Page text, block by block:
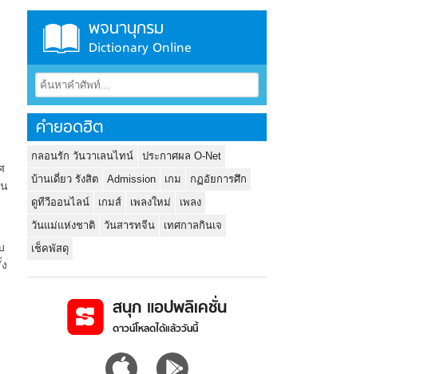
พจนานุกรม
Dictionary Online
คำยอดฮิต
กลอนรัก วันวาเลนไทน์
ประกาศผล O-Net
บ้านเดี่ยว รังสิต
Admission เกม
กฏอัยการศึก
ดูทีวีออนไลน์
เกมส์ เพลงใหม่
เพลง
วันแม่แห่งชาติ
วันสารทจีน
เทศกาลกินเจ
เช็คพัสดุ
สนุก แอปพลิเคชั่น
ดาวน์โหลดได้แล้ววันนี้